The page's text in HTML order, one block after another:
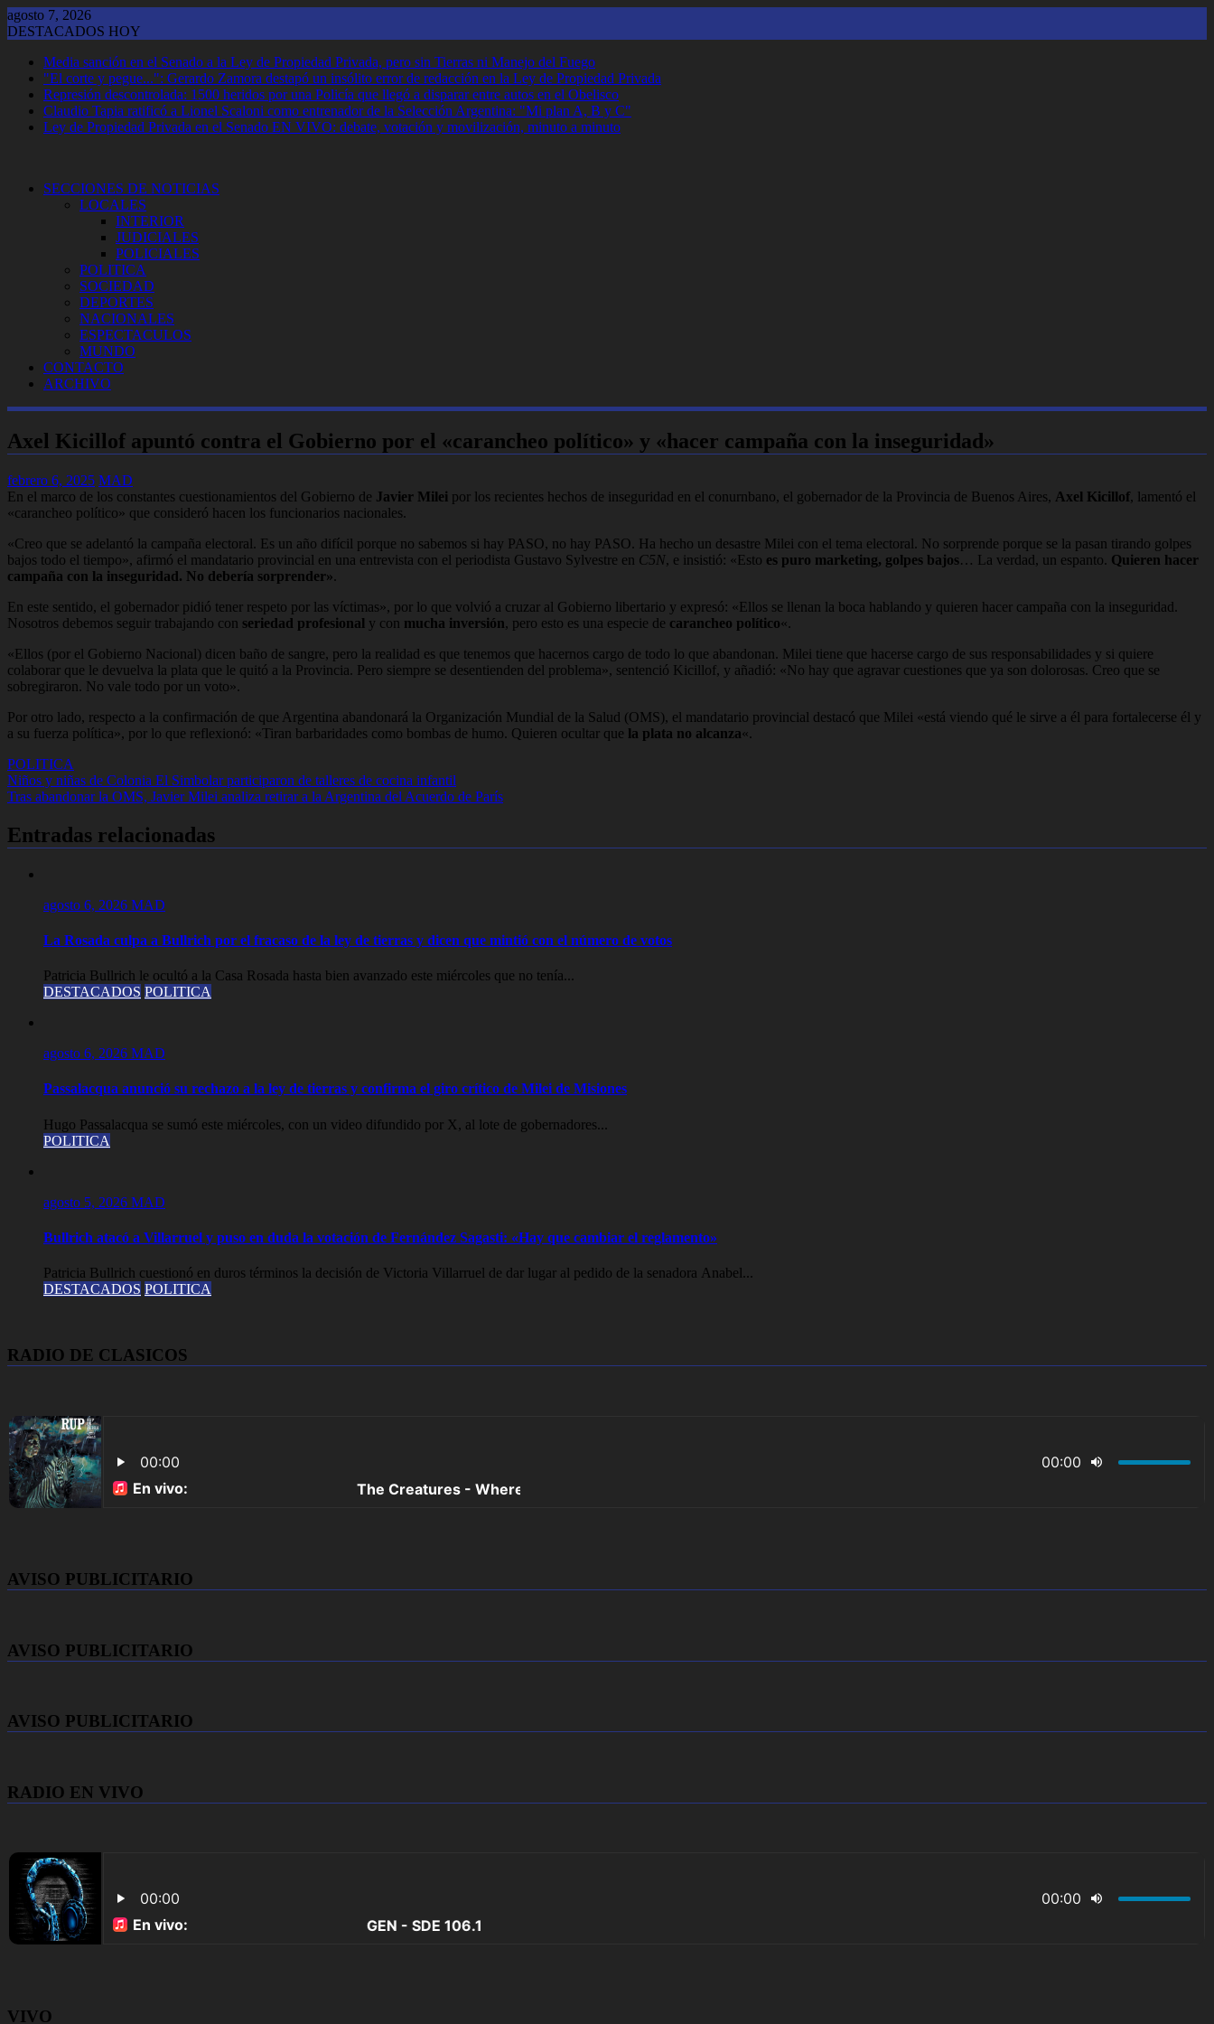
Saltar
al
agosto 7, 2026
DESTACADOS HOY
Media sanción en el Senado a la Ley de Propiedad Privada, pero sin Tierras ni Manejo del Fuego
"El corte y pegue...": Gerardo Zamora destapó un insólito error de redacción en la Ley de Propiedad Privada
Represión descontrolada: 1500 heridos por una Policía que llegó a disparar entre autos en el Obelisco
Claudio Tapia ratificó a Lionel Scaloni como entrenador de la Selección Argentina: "Mi plan A, B y C"
Ley de Propiedad Privada en el Senado EN VIVO: debate, votación y movilización, minuto a minuto
SECCIONES DE NOTICIAS
LOCALES
INTERIOR
JUDICIALES
POLICIALES
POLITICA
SOCIEDAD
DEPORTES
NACIONALES
ESPECTACULOS
MUNDO
CONTACTO
ARCHIVO
Axel Kicillof apuntó contra el Gobierno por el «carancheo político» y «hacer campaña con la inseguridad»
febrero 6, 2025 MAD
En el marco de los constantes cuestionamientos del Gobierno de Javier Milei por los recientes hechos de inseguridad en el conurnbano, el gobernador de la Provincia de Buenos Aires, Axel Kicillof, lamentó el
«carancheo político» que consideró hacen los funcionarios nacionales.
«Creo que se adelantó la campaña electoral. Es un año difícil porque no sabemos si hay PASO, no hay PASO. Ha hecho un desastre Milei con el tema electoral. No sorprende porque se la pasan tirando golpes
bajos todo el tiempo», afirmó el mandatario provincial en una entrevista con el periodista Gustavo Sylvestre en C5N, e insistió: «Esto es puro marketing, golpes bajos… La verdad, un espanto. Quieren hacer
campaña con la inseguridad. No debería sorprender».
En este sentido, el gobernador pidió tener respeto por las víctimas», por lo que volvió a cruzar al Gobierno libertario y expresó: «Ellos se llenan la boca hablando y quieren hacer campaña con la inseguridad.
Nosotros debemos seguir trabajando con seriedad profesional y con mucha inversión, pero esto es una especie de carancheo político«.
«Ellos (por el Gobierno Nacional) dicen baño de sangre, pero la realidad es que tenemos que hacernos cargo de todo lo que abandonan. Milei tiene que hacerse cargo de sus responsabilidades y si quiere
colaborar que le devuelva la plata que le quitó a la Provincia. Pero siempre se desentienden del problema», sentenció Kicillof, y añadió: «No hay que agravar cuestiones que ya son dolorosas. Creo que se
sobregiraron. No vale todo por un voto».
Por otro lado, respecto a la confirmación de que Argentina abandonará la Organización Mundial de la Salud (OMS), el mandatario provincial destacó que Milei «está viendo qué le sirve a él para fortalecerse él y
a su fuerza política», por lo que reflexionó: «Tiran barbaridades como bombas de humo. Quieren ocultar que la plata no alcanza«.
POLITICA
Navegación
de
entradas
Niños y niñas de Colonia El Simbolar participaron de talleres de cocina infantil
Tras abandonar la OMS, Javier Milei analiza retirar a la Argentina del Acuerdo de París
Entradas relacionadas
agosto 6, 2026 MAD
La Rosada culpa a Bullrich por el fracaso de la ley de tierras y dicen que mintió con el número de votos
Patricia Bullrich le ocultó a la Casa Rosada hasta bien avanzado este miércoles que no tenía...
DESTACADOS POLITICA
agosto 6, 2026 MAD
Passalacqua anunció su rechazo a la ley de tierras y confirma el giro crítico de Milei de Misiones
Hugo Passalacqua se sumó este miércoles, con un video difundido por X, al lote de gobernadores...
POLITICA
agosto 5, 2026 MAD
Bullrich atacó a Villarruel y puso en duda la votación de Fernández Sagasti: «Hay que cambiar el reglamento»
Patricia Bullrich cuestionó en duros términos la decisión de Victoria Villarruel de dar lugar al pedido de la senadora Anabel...
DESTACADOS POLITICA
RADIO DE CLASICOS
AVISO PUBLICITARIO
AVISO PUBLICITARIO
AVISO PUBLICITARIO
RADIO EN VIVO
VIVO